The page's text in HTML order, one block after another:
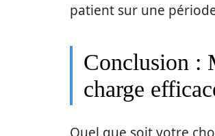
patient sur une
Conclusion :
charge
Quel que soit votre